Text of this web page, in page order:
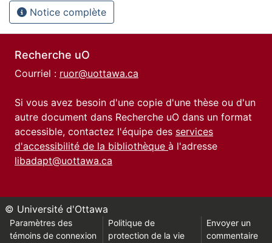
Notice complète
Recherche uO
Courriel : ruor@uottawa.ca
Si vous avez besoin d'une copie d'une thèse ou d'un
autre document dans Recherche uO dans un format
accessible, contactez l'équipe des services
d'accessibilité de la bibliothèque à l'adresse
libadapt@uottawa.ca
© Université d'Ottawa
Paramètres des
témoins de connexion
Politique de
protection de la vie
Envoyer un
commentaire